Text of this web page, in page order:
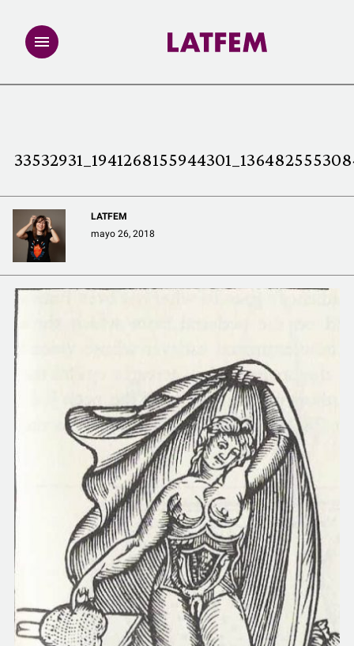
REDACCIÓN ABIERTA
LATFEMLAB.
PRODUCTOS
COMUNIDAD
QUIÉNES SOMOS
LATFEM
mayo 26, 2018